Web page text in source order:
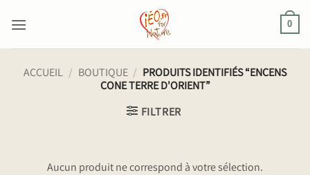
0
ACCUEIL / BOUTIQUE / PRODUITS IDENTIFIÉS “ENCENS
CONE TERRE D'ORIENT”
FILTRER
Aucun produit ne correspond à votre sélection.